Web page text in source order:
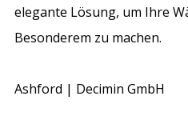
elegante Lösung, um Ihre
Besonderem zu machen.
Ashford | Decimin GmbH